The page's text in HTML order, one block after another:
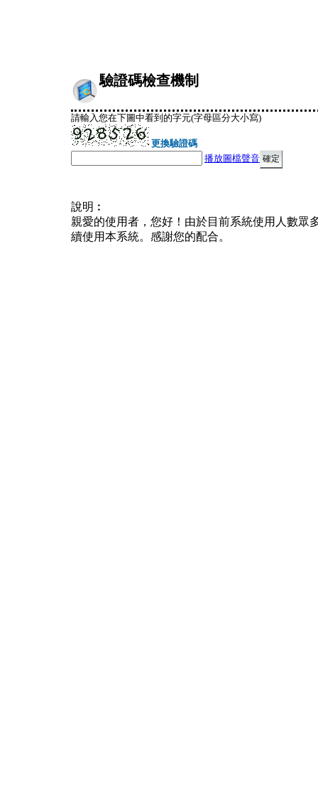
驗證碼檢查機制
請輸入您在下圖中看到的字元(字母區分大小寫)
更換驗證碼
播放圖檔聲音
說明︰
親愛的使用者，您好！由於目前系統使用人數眾
續使用本系統。感謝您的配合。